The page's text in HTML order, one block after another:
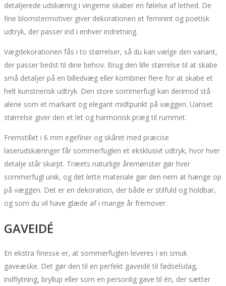
detaljerede udskæring i vingerne skaber en følelse af lethed. De
fine blomstermotiver giver dekorationen et feminint og poetisk
udtryk, der passer ind i enhver indretning.
Vægdekorationen fås i to størrelser, så du kan vælge den variant,
der passer bedst til dine behov. Brug den lille størrelse til at skabe
små detaljer på en billedvæg eller kombiner flere for at skabe et
helt kunstnerisk udtryk. Den store sommerfugl kan derimod stå
alene som et markant og elegant midtpunkt på væggen. Uanset
størrelse giver den et let og harmonisk præg til rummet.
Fremstillet i 6 mm egefiner og skåret med præcise
laserudskæringer får sommerfuglen et eksklusivt udtryk, hvor hver
detalje står skarpt. Træets naturlige åremønster gør hver
sommerfugl unik, og det lette materiale gør den nem at hænge op
på væggen. Det er en dekoration, der både er stilfuld og holdbar,
og som du vil have glæde af i mange år fremover.
GAVEIDÉ
En ekstra finesse er, at sommerfuglen leveres i en smuk
gaveæske. Det gør den til en perfekt gaveidé til fødselsdag,
indflytning, bryllup eller som en personlig gave til én, der sætter